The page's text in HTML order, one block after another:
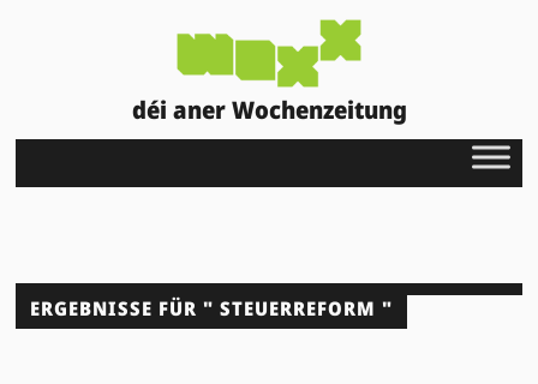
déi aner Wochenzeitung
ERGEBNISSE FÜR " STEUERREFORM "